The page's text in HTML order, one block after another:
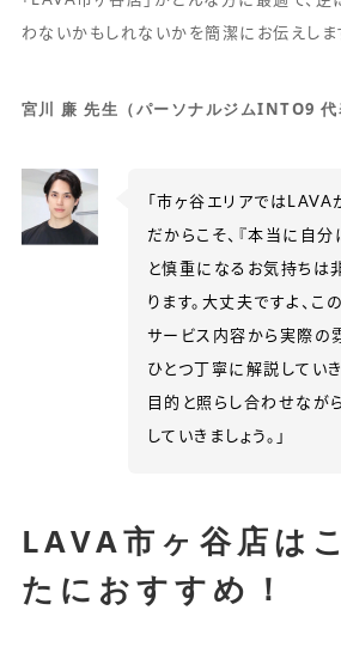
わないかもしれないかを簡潔にお伝えしま
宮川 廉 先生（パーソナルジムINTO9 代
「市ヶ谷エリアでは
だからこそ、『本当に自分
と慎重になるお気持ちは
ります。大丈夫ですよ、
サービス内容から実際の
ひとつ丁寧に解説してい
目的と照らし合わせなが
していきましょう。」
LAVA市ヶ谷店は
たにおすすめ！